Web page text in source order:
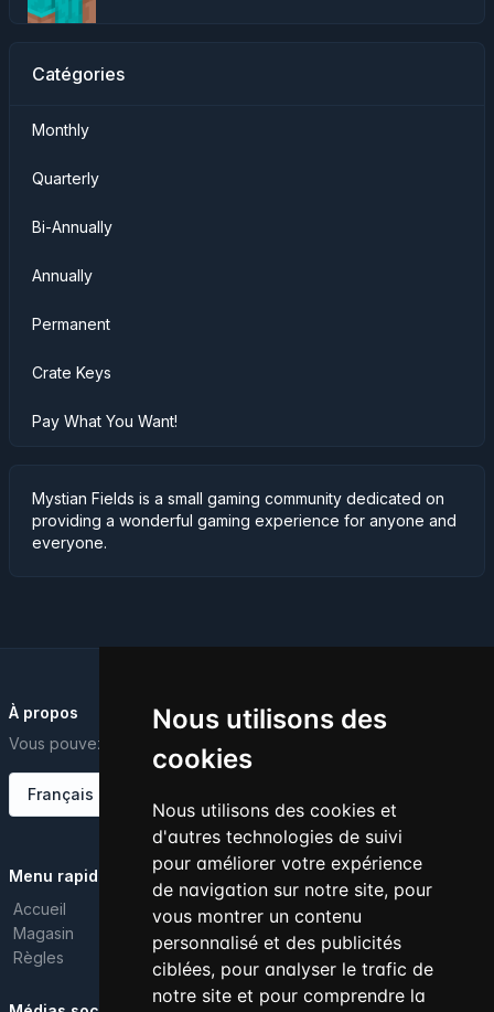
Nous utilisons des
cookies
Nous utilisons des cookies et
d'autres technologies de suivi
pour améliorer votre expérience
de navigation sur notre site, pour
vous montrer un contenu
personnalisé et des publicités
ciblées, pour analyser le trafic de
notre site et pour comprendre la
Catégories
Monthly
Quarterly
Bi-Annually
Annually
Permanent
Crate Keys
Pay What You Want!
Mystian Fields is a small gaming community dedicated on
providing a wonderful gaming experience for anyone and
everyone.
À propos
Vous pouvez modifier ce texte depuis le tableau de bord.
Français
Menu rapide
Accueil
Magasin
Règles